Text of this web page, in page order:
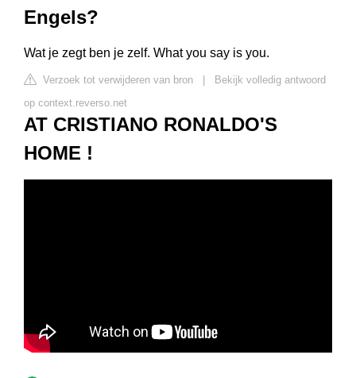
Engels?
Wat je zegt ben je zelf. What you say is you.
Verzoek tot verwijderen van bron
Bekijk volledig antwoord
op context.reverso.net
AT CRISTIANO RONALDO'S
HOME !